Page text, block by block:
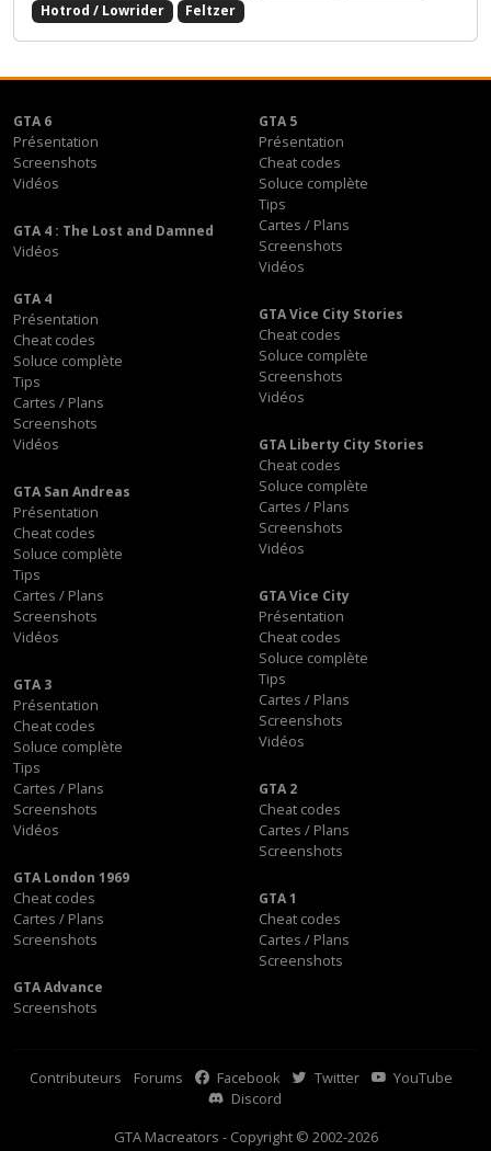
Hotrod / Lowrider
Feltzer
GTA 6
Présentation
Screenshots
Vidéos
GTA 5
Présentation
Cheat codes
Soluce complète
Tips
Cartes / Plans
Screenshots
Vidéos
GTA 4 : The Lost and Damned
Vidéos
GTA 4
Présentation
Cheat codes
Soluce complète
Tips
Cartes / Plans
Screenshots
Vidéos
GTA Vice City Stories
Cheat codes
Soluce complète
Screenshots
Vidéos
GTA Liberty City Stories
Cheat codes
Soluce complète
Cartes / Plans
Screenshots
Vidéos
GTA San Andreas
Présentation
Cheat codes
Soluce complète
Tips
Cartes / Plans
Screenshots
Vidéos
GTA Vice City
Présentation
Cheat codes
Soluce complète
Tips
Cartes / Plans
Screenshots
Vidéos
GTA 3
Présentation
Cheat codes
Soluce complète
Tips
Cartes / Plans
Screenshots
Vidéos
GTA 2
Cheat codes
Cartes / Plans
Screenshots
GTA London 1969
Cheat codes
Cartes / Plans
Screenshots
GTA 1
Cheat codes
Cartes / Plans
Screenshots
GTA Advance
Screenshots
Contributeurs Forums Facebook Twitter
YouTube
Discord
GTA Macreators - Copyright © 2002-2026